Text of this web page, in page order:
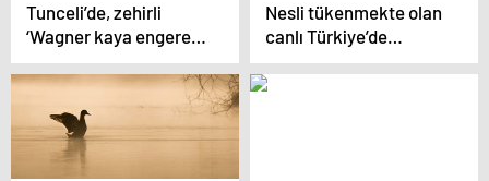
Tunceli’de, zehirli
‘Wagner kaya engereği’
bulundu!
Nesli tükenmekte olan
canlı Türkiye’de
bulundu